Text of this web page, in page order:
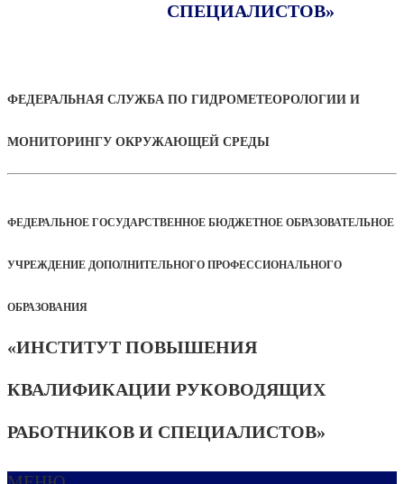
СПЕЦИАЛИСТОВ»
ФЕДЕРАЛЬНАЯ СЛУЖБА ПО ГИДРОМЕТЕОРОЛОГИИ И
МОНИТОРИНГУ ОКРУЖАЮЩЕЙ СРЕДЫ
ФЕДЕРАЛЬНОЕ ГОСУДАРСТВЕННОЕ БЮДЖЕТНОЕ ОБРАЗОВАТЕЛЬНОЕ
УЧРЕЖДЕНИЕ ДОПОЛНИТЕЛЬНОГО ПРОФЕССИОНАЛЬНОГО
ОБРАЗОВАНИЯ
«ИНСТИТУТ ПОВЫШЕНИЯ
КВАЛИФИКАЦИИ РУКОВОДЯЩИХ
РАБОТНИКОВ И СПЕЦИАЛИСТОВ»